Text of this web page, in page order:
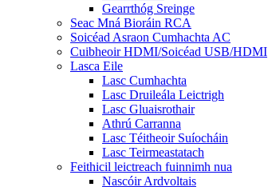
Gearrthóg Sreinge
Seac Mná Bioráin RCA
Soicéad Asraon Cumhachta AC
Cuibheoir HDMI/Soicéad USB/HDMI
Lasca Eile
Lasc Cumhachta
Lasc Druileála Leictrigh
Lasc Gluaisrothair
Athrú Carranna
Lasc Téitheoir Suíocháin
Lasc Teirmeastatach
Feithicil leictreach fuinnimh nua
Nascóir Ardvoltais